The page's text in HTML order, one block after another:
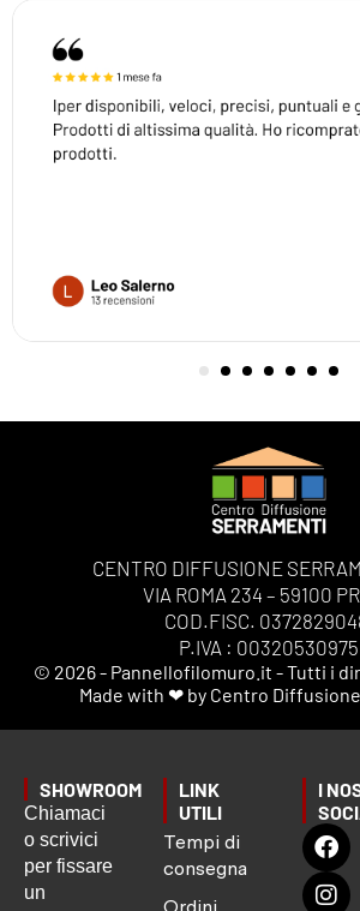
CENTRO DIFFUSIONE
VIA ROMA 234 – 59100
COD.FISC.
P.IVA : 00320530975
© 2026 - Pannellofilomuro.it - Tutti i
Made with ❤ by Centro
SHOWROOM
Chiamaci
o scrivici
per fissare
un
LINK
UTILI
Tempi di
consegna
I